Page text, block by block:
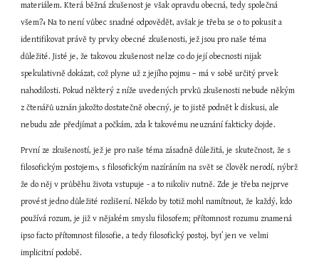
materiálem. Která běžná zkušenost je však opravdu obecná, tedy společná
všem?4 Na to není vůbec snadné odpovědět, avšak je třeba se o to pokusit a
identifikovat právě ty prvky obecné zkušenosti, jež jsou pro naše téma
důležité. Jisté je, že takovou zkušenost nelze co do její obecnosti nijak
spekulativně dokázat, což plyne už z jejího pojmu – má v sobě určitý prvek
nahodilosti. Pokud některý z níže uvedených prvků zkušenosti nebude někým
z čtenářů uznán jakožto dostatečně obecný, je to jistě podnět k diskusi, ale
nebudu zde předjímat a počkám, zda k takovému neuznání fakticky dojde.
První ze zkušeností, jež je pro naše téma zásadně důležitá, je skutečnost, že s
filosofickým postojem5, s filosofickým nazíráním na svět se člověk nerodí, nýbrž
že do něj v průběhu života vstupuje - a to nikoliv nutně. Zde je třeba nejprve
provést jedno důležité rozlišení. Někdo by totiž mohl namítnout, že každý, kdo
používá rozum, je již v nějakém smyslu filosofem; přítomnost rozumu znamená
ipso facto přítomnost filosofie, a tedy filosofický postoj, byť jen ve velmi
implicitní podobě.